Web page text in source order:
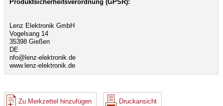
Produktsicherheitsverordnung (GPSR):
Lenz Elektronik GmbH
Vogelsang 14
35398 Gießen
DE
nfo@lenz-elektronik.de
www.lenz-elektronik.de
Zu Merkzettel hinzufügen Druckansicht